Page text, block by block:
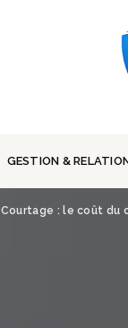
GESTION &
Courtage : le coût du